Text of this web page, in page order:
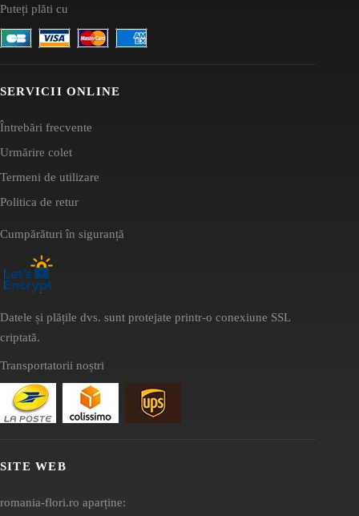
Puteți plăti cu
SERVICII ONLINE
Întrebări frecvente
Urmărire colet
Termeni de utilizare
Politica de retur
Cumpărături în siguranță
Datele și plățile dvs. sunt protejate printr-o conexiune SSL
criptată.
Transportatorii noștri
SITE WEB
romania-flori.ro aparține: